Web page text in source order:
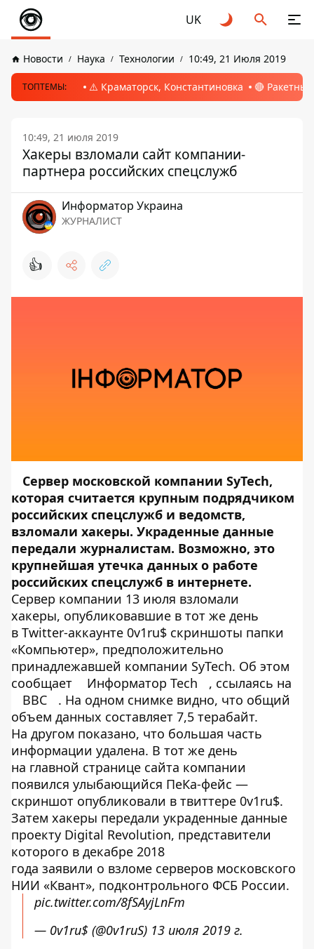
UK
Новости Наука Технологии 10:49, 21 Июля 2019
ТОПТЕМЫ: ⚠️ Краматорск, Константиновка 🔴
10:49, 21 июля 2019
Хакеры взломали сайт компании-
партнера российских спецслужб
Информатор Украина
ЖУРНАЛИСТ
👍
Сервер московской компании SyTech,
которая считается крупным подрядчиком
российских спецслужб и ведомств,
взломали хакеры. Украденные данные
передали журналистам. Возможно, это
крупнейшая утечка данных о работе
российских спецслужб в интернете.
Сервер компании 13 июля взломали
хакеры, опубликовавшие в тот же день
в Twitter-аккаунте 0v1ru$ скриншоты папки
«Компьютер», предположительно
принадлежавшей компании SyTech. Об этом
сообщает
Информатор Tech
, ссылаясь на
BBC
. На одном снимке видно, что общий
объем данных составляет 7,5 терабайт.
На другом показано, что большая часть
информации удалена. В тот же день
на главной странице сайта компании
появился улыбающийся ПеКа-фейс —
скриншот опубликовали в твиттере 0v1ru$.
Затем хакеры передали украденные данные
проекту Digital Revolution, представители
которого в декабре 2018
года заявили о взломе серверов московского
НИИ «Квант», подконтрольного ФСБ России.
pic.twitter.com/8fSAyjLnFm
— 0v1ru$ (@0v1ruS) 13 июля 2019 г.